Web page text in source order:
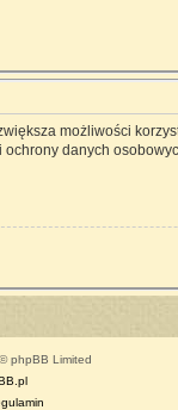
możliwości
danych
phpBB Limited